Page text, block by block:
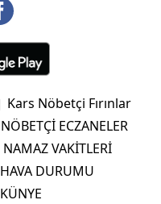
Kars Nöbetçi Fırınlar
NÖBETÇİ ECZANELER
NAMAZ VAKİTLERİ
HAVA DURUMU
KÜNYE